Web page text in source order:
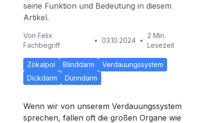
seine Funktion und Bedeutung in diesem
Artikel.
Von Felix
Fachbegriff
• 03.10.2024 •
2 Min.
Lesezeit
Zökalpol Blinddarm
Verdauungssystem
Dickdarm
Dünndarm
Wenn wir von unserem Verdauungssystem
sprechen, fallen oft die großen Organe wie